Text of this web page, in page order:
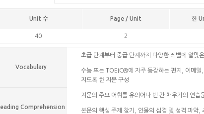
Unit 수 Page / Unit 한
40 2
Vocabulary
초급 단계부터 중급 단계까지 다양한 레벨에 알맞
수능 또는 TOEIC®에 자주 등장하는 편지, 이메일
지도록 한 지문 구성
Comprehension
지문의 주요 어휘를 유의어나 빈 칸 채우기의 연
본문의 핵심 주제 찾기, 인물의 심경 및 성격 파악,